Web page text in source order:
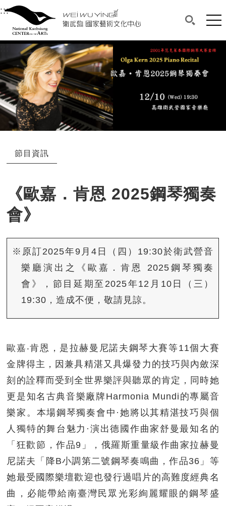
衛武營國家藝術文化中心
中央內容區塊，為本頁主要內容區。
:::選單連結區塊，此區塊列有本網站主要連結。
衛武營國家藝術文化中心
搜尋(開
網
中央內容區塊，為本頁主要內容區。
節目資訊
《歐嘉．肯恩 2025鋼琴獨奏
會》
※原訂2025年9月4日（四）19:30於衛武營音
樂廳演出之《歐嘉．肯恩 2025鋼琴獨奏
會》，節目延期至2025年12月10日（三）
19:30，造成不便，敬請見諒。
歐嘉‧肯恩，是拉赫曼尼諾夫鋼琴大賽等11個大賽
金牌得主，因兼具精湛又具爆發力的技巧與內斂深
刻的詮釋而受到全世界樂評與聽眾的肯定，同時她
更是知名古典音樂廠牌Harmonia Mundi的專屬音
樂家。本場鋼琴獨奏會中·她將以其精湛技巧與個
人獨特的舞台魅力·演出德國作曲家舒曼最知名的
「狂歡節，作品9」，俄羅斯重量級作曲家拉赫曼
尼諾夫「降B小調第二號鋼琴奏鳴曲，作品36」等
她最受國際樂壇歡迎也發行過唱片的高難度經典名
曲，必能帶給南臺灣民眾光彩絢麗耀眼的鋼琴盛